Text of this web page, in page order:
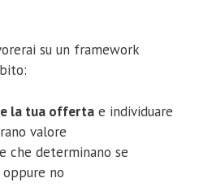
su un framework
la tua offerta e individuare
valore
che determinano se
no